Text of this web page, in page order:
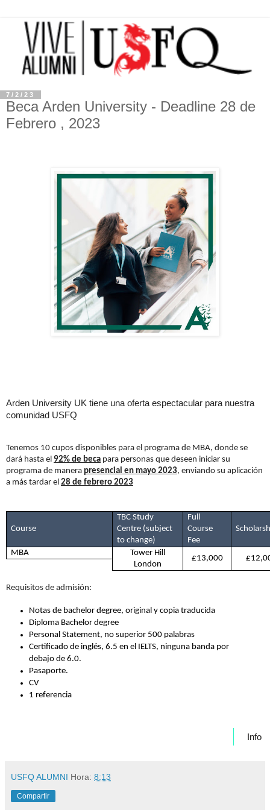
7/2/23
Beca Arden University - Deadline 28 de
Febrero , 2023
Arden University UK tiene una oferta espectacular para nuestra
comunidad USFQ
Tenemos 10 cupos disponibles para el programa de MBA, donde se
dará hasta el 92% de beca para personas que deseen iniciar su
programa de manera presencial en mayo 2023, enviando su aplicación
a más tardar el 28 de febrero 2023
Course
TBC Study
Centre (subject
to change)
Full
Course
Fee
MBA
Tower Hill
London
£13,000 £
Requisitos de admisión:
Notas de bachelor degree, original y copia traducida
Diploma Bachelor degree
Personal Statement, no superior 500 palabras
Certificado de inglés, 6.5 en el IELTS, ninguna banda por
debajo de 6.0.
Pasaporte.
CV
1 referencia
Info
USFQ ALUMNI Hora: 8:13
Compartir